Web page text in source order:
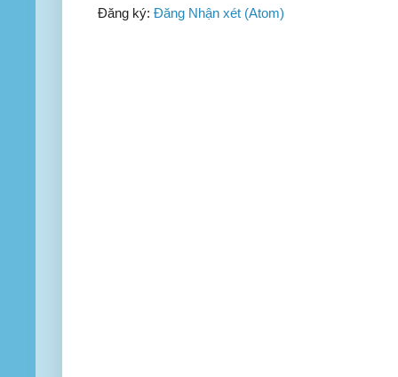
Đăng ký: Đăng Nhận xét (Atom)